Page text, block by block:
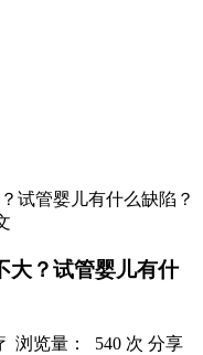
大？试管婴儿有什
浏览量： 540 次 分享